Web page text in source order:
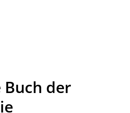
Buch der